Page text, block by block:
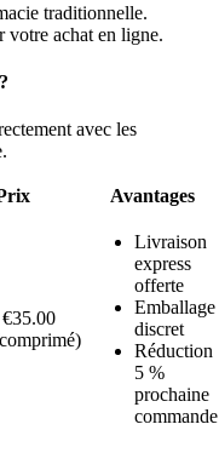
traditionnelle.
votre achat en ligne.
avec les
Avantages
€35.00
Livraison
express
offerte
Emballage
discret
Réduction
5 %
prochaine
commande